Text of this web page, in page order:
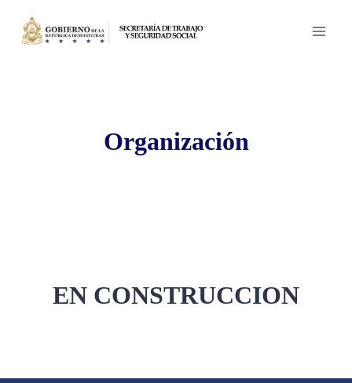
Organización
EN CONSTRUCCION